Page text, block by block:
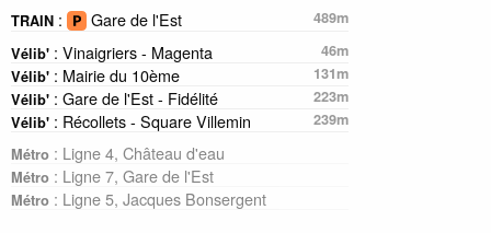
TRAIN : Gare de l'Est
489m
Vélib' : Vinaigriers - Magenta
46m
Vélib' : Mairie du 10ème
131m
Vélib' : Gare de l'Est - Fidélité
223m
Vélib' : Récollets - Square Villemin
239m
Métro : Ligne 4, Château d'eau
Métro : Ligne 7, Gare de l'Est
Métro : Ligne 5, Jacques Bonsergent